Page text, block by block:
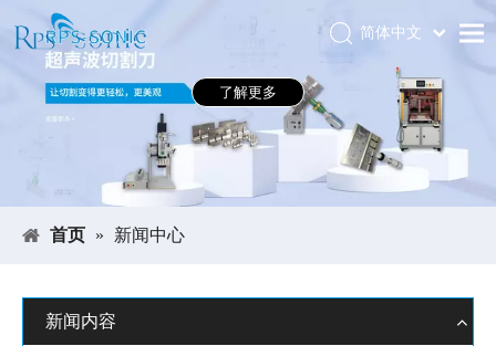
首页
关于RPS-SONIC
应用领域
新闻中心
展会
简体中文
Português
Español
Pусский
العربية
English
了解更多
首页 » 新闻中心
新闻内容